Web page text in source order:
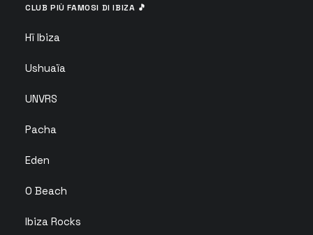
CLUB PIÙ FAMOSI DI IBIZA 🎵
Hï Ibiza
Ushuaïa
UNVRS
Pacha
Eden
O Beach
Ibiza Rocks